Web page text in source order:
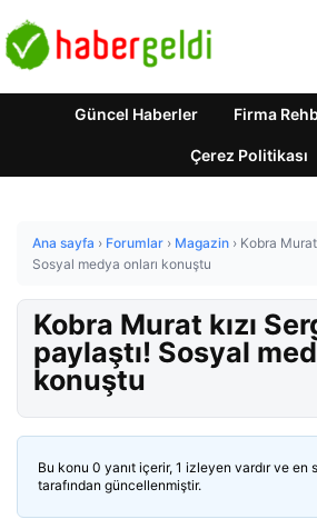
Güncel Haberler Firma
Çerez Politikası
Ana sayfa › Forumlar › Magazin › Kobra Murat
Sosyal medya onları konuştu
Kobra Murat kızı
paylaştı! Sosyal
konuştu
Bu konu 0 yanıt içerir, 1 izleyen vardır ve en
tarafından güncellenmiştir.